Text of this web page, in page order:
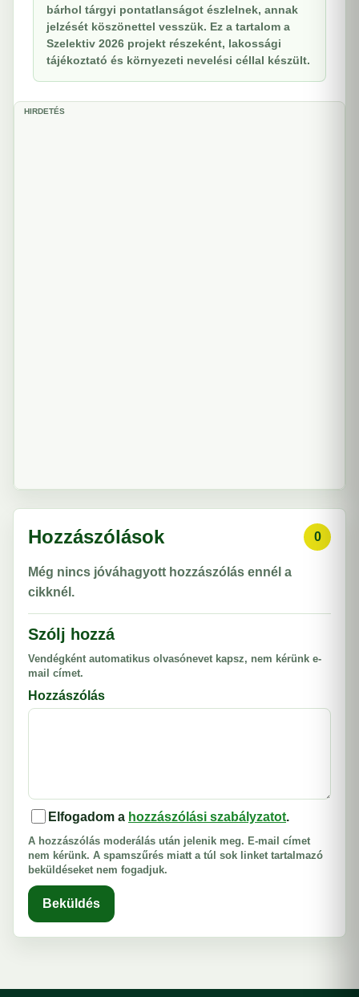
bárhol tárgyi pontatlanságot észlelnek, annak
jelzését köszönettel vesszük. Ez a tartalom a
Szelektiv 2026 projekt részeként, lakossági
tájékoztató és környezeti nevelési céllal készült.
HIRDETÉS
Hozzászólások 0
Még nincs jóváhagyott hozzászólás ennél a
cikknél.
Szólj hozzá
Vendégként automatikus olvasónevet kapsz, nem kérünk e-
mail címet.
Hozzászólás
Elfogadom a hozzászólási szabályzatot.
A hozzászólás moderálás után jelenik meg. E-mail címet
nem kérünk. A spamszűrés miatt a túl sok linket tartalmazó
beküldéseket nem fogadjuk.
Beküldés